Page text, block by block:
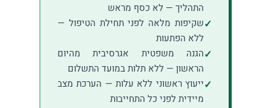
התהליך — לא כסף מראש
שקיפות מלאה לפני תחילת הטיפול —
ללא הפתעות
הגנה משפטית אגרסיבית מהיום
הראשון — ללא תלות במועד התשלום
ייעוץ ראשוני ללא עלות — הערכת מצב
מיידית לפני כל התחייבות